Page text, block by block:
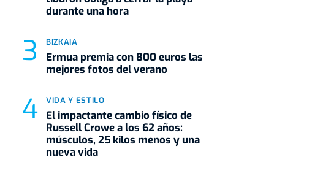
durante una hora
BIZKAIA
Ermua premia con 800 euros las
mejores fotos del verano
VIDA Y ESTILO
El impactante cambio físico de
Russell Crowe a los 62 años:
músculos, 25 kilos menos y una
nueva vida